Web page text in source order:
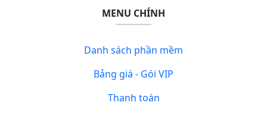
MENU CHÍNH
Danh sách phần mềm
Bảng giá - Gói VIP
Thanh toán